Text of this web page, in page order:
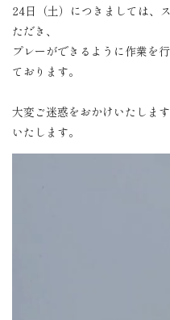
24日（土）につきましては、
ただき、
プレーができるように作業を
ております。
大変ご迷惑をおかけいたしま
いたします。